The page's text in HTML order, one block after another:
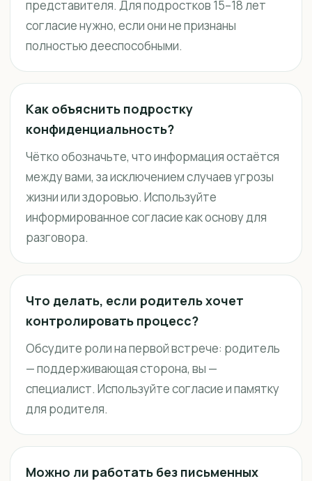
представителя. Для подростков 15–18 лет
согласие нужно, если они не признаны
полностью дееспособными.
Как объяснить подростку
конфиденциальность?
Чётко обозначьте, что информация остаётся
между вами, за исключением случаев угрозы
жизни или здоровью. Используйте
информированное согласие как основу для
разговора.
Что делать, если родитель хочет
контролировать процесс?
Обсудите роли на первой встрече: родитель
— поддерживающая сторона, вы —
специалист. Используйте согласие и памятку
для родителя.
Можно ли работать без письменных